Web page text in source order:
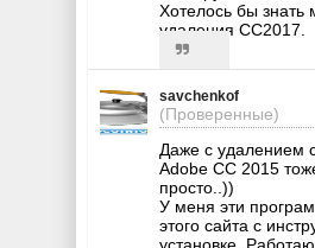
Хотелось бы знать
удаления СС2017.
savchenkof
(Проверенные)
Даже с удалением
Adobe CC 2015
просто..))
У меня эти
этого сайта с